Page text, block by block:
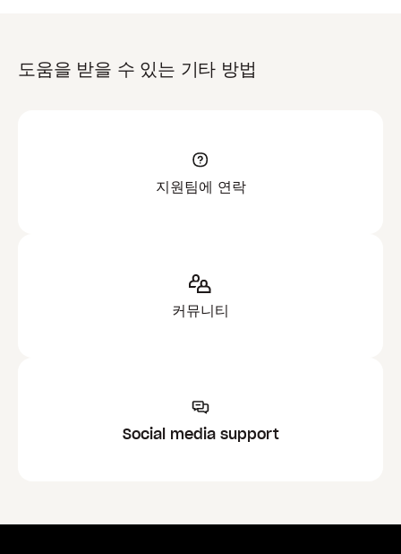
도움을 받을 수 있는 기타 방법
지원팀에 연락
커뮤니티
Social media support